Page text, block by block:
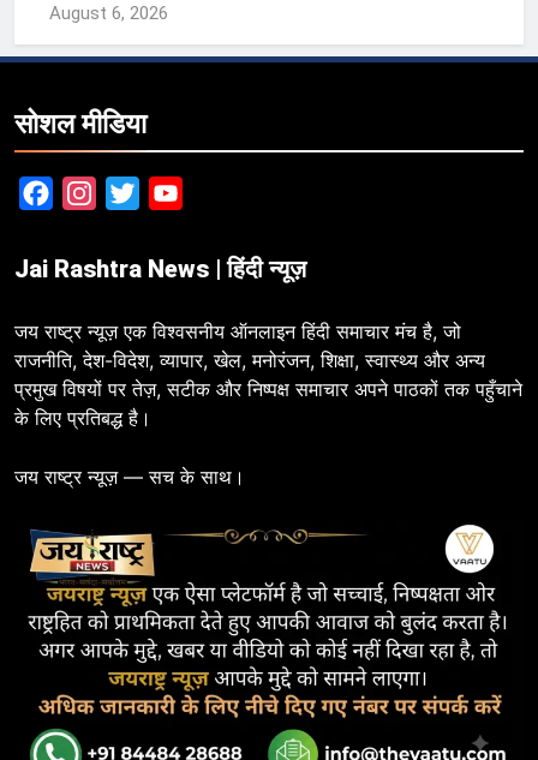
August 6, 2026
सोशल मीडिया
FacebookInstagram
Twitter
Jai Rashtra News | हिंदी न्यूज़
जय राष्ट्र न्यूज़ एक विश्वसनीय ऑनलाइन हिंदी समाचार मंच है, जो
राजनीति, देश-विदेश, व्यापार, खेल, मनोरंजन, शिक्षा, स्वास्थ्य और अन्य
प्रमुख विषयों पर तेज़, सटीक और निष्पक्ष समाचार अपने पाठकों तक पहुँचाने
के लिए प्रतिबद्ध है।
जय राष्ट्र न्यूज़ — सच के साथ।